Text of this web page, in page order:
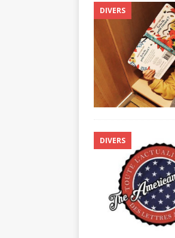
DIVERS
DIVERS